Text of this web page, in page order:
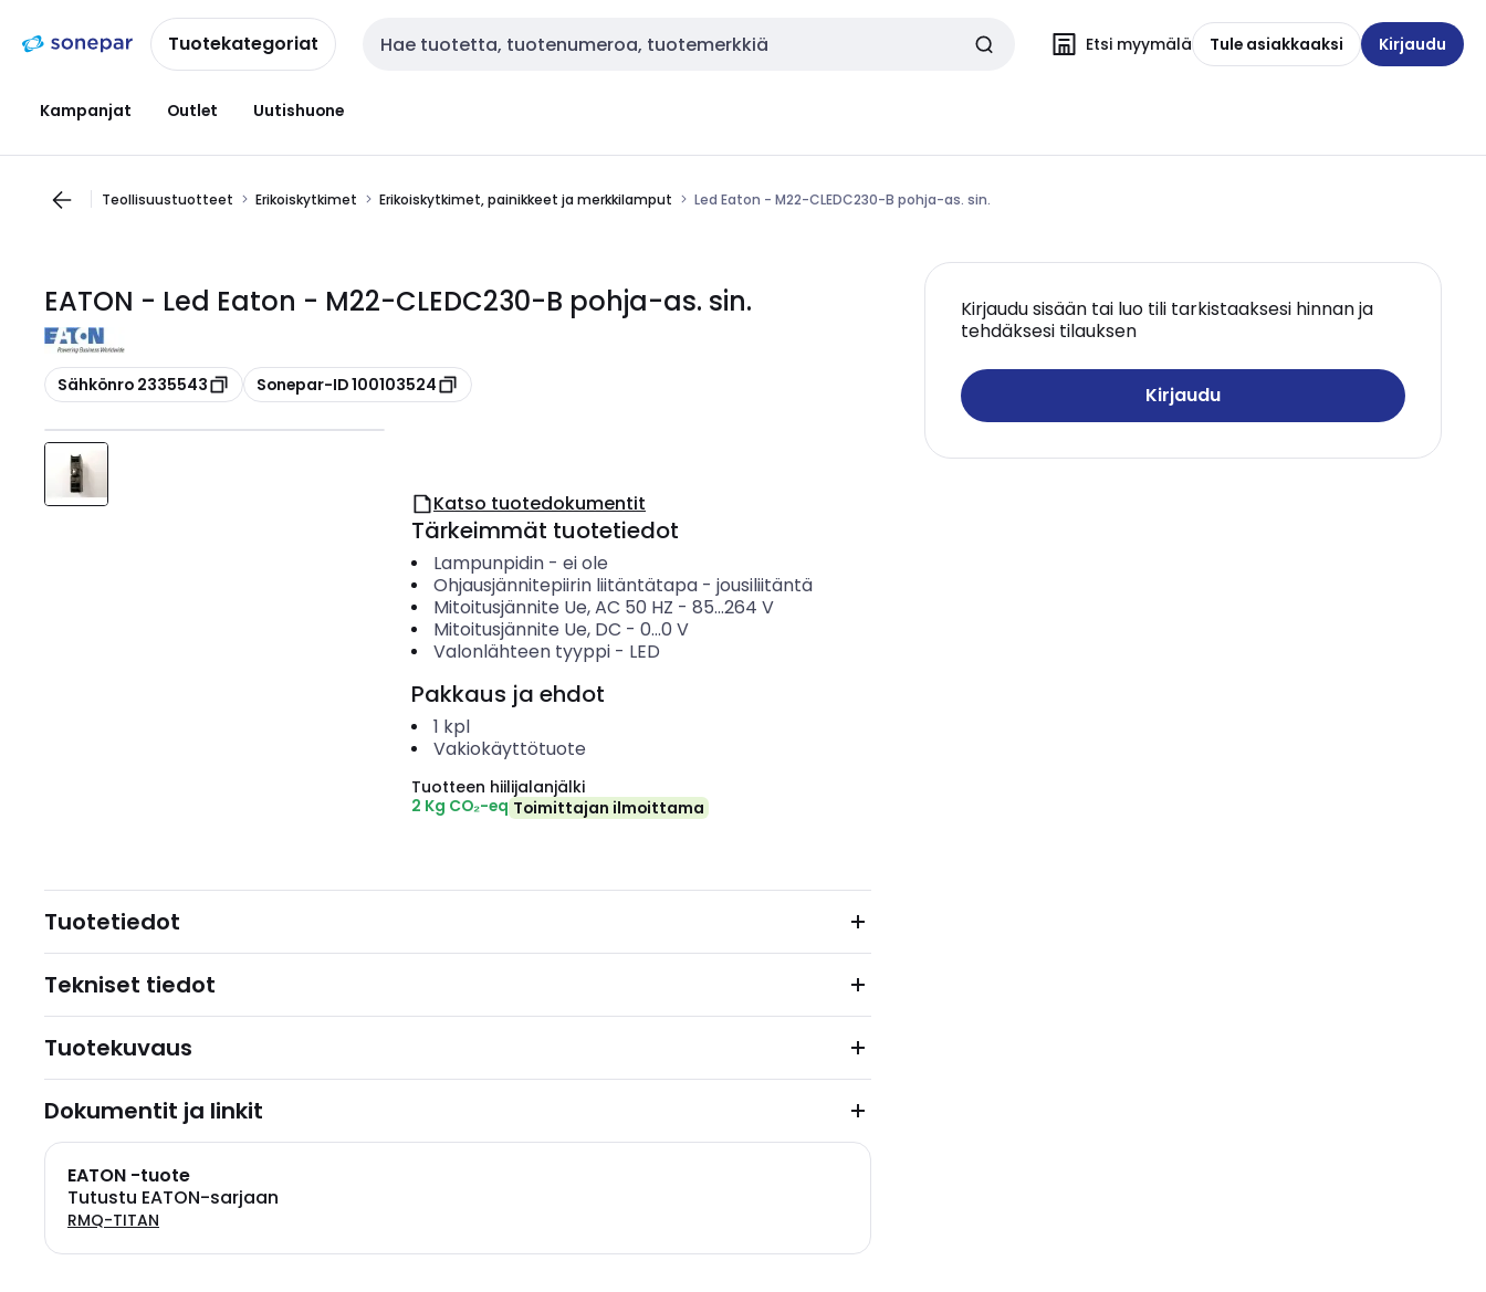
navigointiinsisältöönTuotekategoriat Haku Etsi myymälä Tule asiakkaaksi Kirjaudu
Kampanjat Outlet Uutishuone
Teollisuustuotteet Erikoiskytkimet Erikoiskytkimet, painikkeet ja merkkilamput Led Eaton - M22-CLEDC230-B pohja-as. sin.
EATON - Led Eaton - M22-CLEDC230-B pohja-as. sin.
Kopioi
Sähkönro 2335543 Kopioi
Sonepar-ID 100103524
Kirjaudu sisään tai luo tili tarkistaaksesi hinnan ja
tehdäksesi tilauksen
Kirjaudu
Katso tuotedokumentit
Tärkeimmät tuotetiedot
Lampunpidin- ei ole
Ohjausjännitepiirin liitäntätapa- jousiliitäntä
Mitoitusjännite Ue, AC 50 HZ - 85...264 V
Mitoitusjännite Ue, DC - 0...0 V
Valonlähteen tyyppi- LED
Pakkaus ja ehdot
1 kpl
Vakiokäyttötuote
Tuotteen hiilijalanjälki
2 Kg CO₂-eq Toimittajan ilmoittama
Tuotetiedot
Tekniset tiedot
Tuotekuvaus
Dokumentit ja linkit
EATON -tuote
Tutustu EATON-sarjaan
RMQ-TITAN